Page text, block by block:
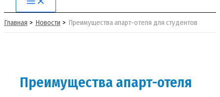
Menu
Главная Новости Преимущества апарт-отеля для студентов
Преимущества апарт-отеля